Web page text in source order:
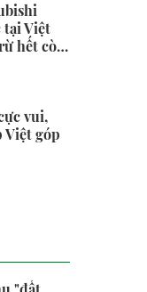
tại Việt
hết còn
giá
đồng
vui,
Việt góp